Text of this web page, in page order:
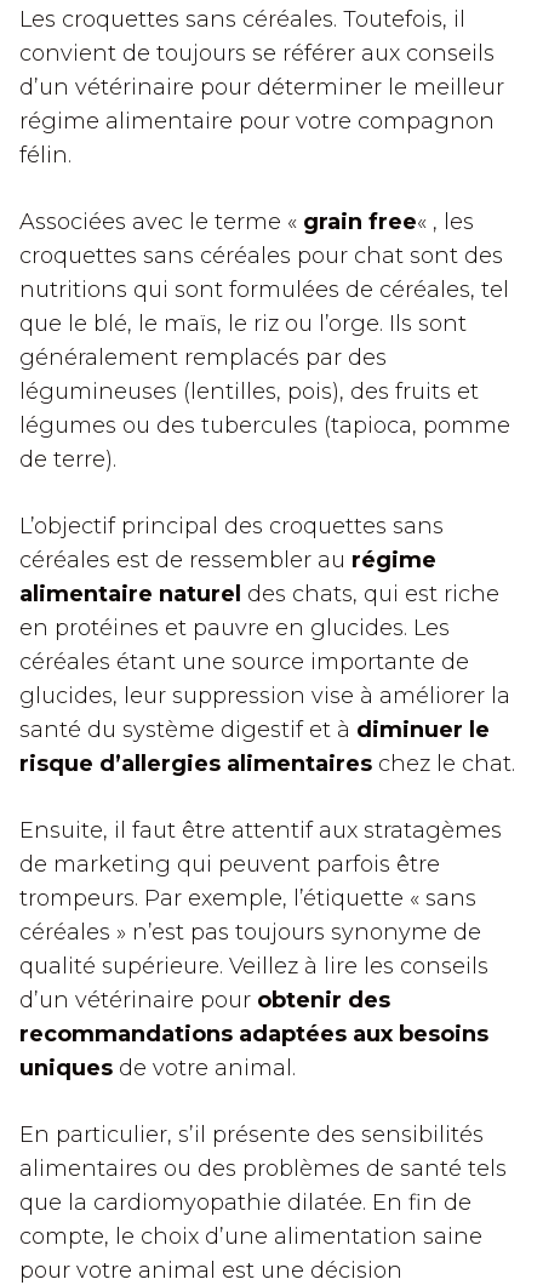
Les croquettes sans céréales. Toutefois, il
convient de toujours se référer aux conseils
d’un vétérinaire pour déterminer le meilleur
régime alimentaire pour votre compagnon
félin.
Associées avec le terme « grain free« , les
croquettes sans céréales pour chat sont des
nutritions qui sont formulées de céréales, tel
que le blé, le maïs, le riz ou l’orge. Ils sont
généralement remplacés par des
légumineuses (lentilles, pois), des fruits et
légumes ou des tubercules (tapioca, pomme
de terre).
L’objectif principal des croquettes sans
céréales est de ressembler au régime
alimentaire naturel des chats, qui est riche
en protéines et pauvre en glucides. Les
céréales étant une source importante de
glucides, leur suppression vise à améliorer la
santé du système digestif et à diminuer le
risque d’allergies alimentaires chez le chat.
Ensuite, il faut être attentif aux stratagèmes
de marketing qui peuvent parfois être
trompeurs. Par exemple, l’étiquette « sans
céréales » n’est pas toujours synonyme de
qualité supérieure. Veillez à lire les conseils
d’un vétérinaire pour obtenir des
recommandations adaptées aux besoins
uniques de votre animal.
En particulier, s’il présente des sensibilités
alimentaires ou des problèmes de santé tels
que la cardiomyopathie dilatée. En fin de
compte, le choix d’une alimentation saine
pour votre animal est une décision